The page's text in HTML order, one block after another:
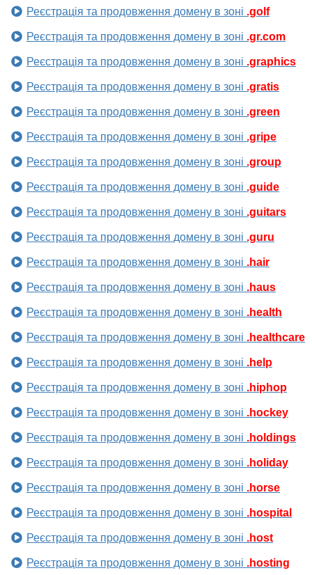
Реєстрація та продовження домену в зоні .golf
Реєстрація та продовження домену в зоні .gr.com
Реєстрація та продовження домену в зоні .graphics
Реєстрація та продовження домену в зоні .gratis
Реєстрація та продовження домену в зоні .green
Реєстрація та продовження домену в зоні .gripe
Реєстрація та продовження домену в зоні .group
Реєстрація та продовження домену в зоні .guide
Реєстрація та продовження домену в зоні .guitars
Реєстрація та продовження домену в зоні .guru
Реєстрація та продовження домену в зоні .hair
Реєстрація та продовження домену в зоні .haus
Реєстрація та продовження домену в зоні .health
Реєстрація та продовження домену в зоні .healthcare
Реєстрація та продовження домену в зоні .help
Реєстрація та продовження домену в зоні .hiphop
Реєстрація та продовження домену в зоні .hockey
Реєстрація та продовження домену в зоні .holdings
Реєстрація та продовження домену в зоні .holiday
Реєстрація та продовження домену в зоні .horse
Реєстрація та продовження домену в зоні .hospital
Реєстрація та продовження домену в зоні .host
Реєстрація та продовження домену в зоні .hosting